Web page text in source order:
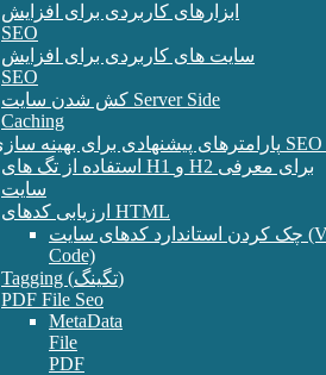
ابزارهای کاربردی برای افزایش
SEO
سایت های کاربردی برای افزایش
SEO
کش شدن سایت Server Side
Caching
استفاده از تگ های H1 و H2 برای معرفی
سایت
ارزیابی کدهای HTML
چک کردن استاندارد کدهای سایت (Valid
Code)
Tagging (تگینگ)
PDF File Seo
MetaData
File
PDF